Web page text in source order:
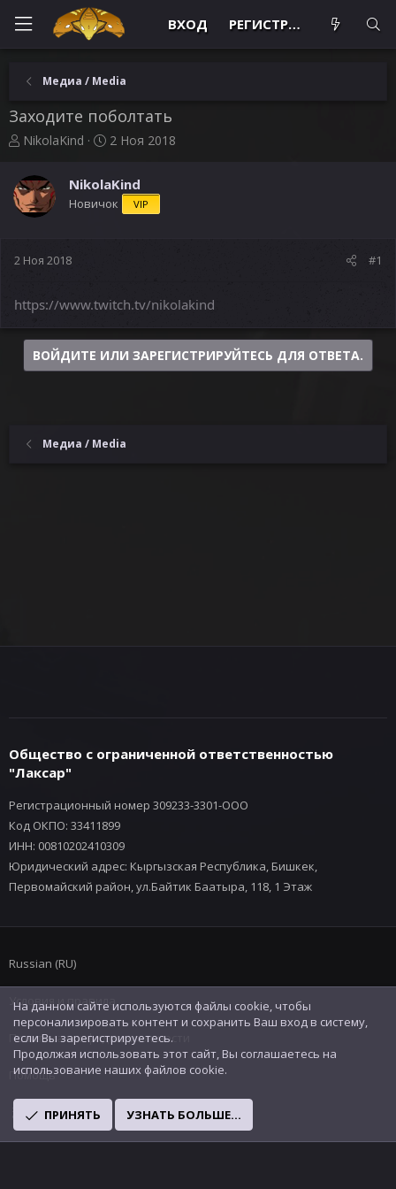
ВХОД РЕГИСТРАЦИЯ
Медиа / Media
Заходите поболтать
А
т
о
р
м
NikolaKind
Д
а
н
2 Ноя 2018
NikolaKind
Новичок VIP
2 Ноя 2018 #1
https://www.twitch.tv/nikolakind
ВОЙДИТЕ ИЛИ ЗАРЕГИСТРИРУЙТЕСЬ ДЛЯ ОТВЕТА.
Медиа / Media
Общество с ограниченной ответственностью
"Лаксар"
Регистрационный номер 309233-3301-ООО
Код ОКПО: 33411899
ИНН: 00810202410309
Юридический адрес: Кыргызская Республика, Бишкек,
Первомайский район, ул.Байтик Баатыра, 118, 1 Этаж
Russian (RU)
Условия и правила
Политика конфиденциальности
Помощь
R
S
На данном сайте используются файлы cookie, чтобы
персонализировать контент и сохранить Ваш вход в систему,
если Вы зарегистрируетесь.
Продолжая использовать этот сайт, Вы соглашаетесь на
использование наших файлов cookie.
ПРИНЯТЬ УЗНАТЬ БОЛЬШЕ...